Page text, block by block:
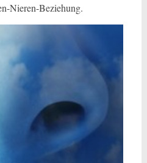
Nieren-Beziehung.